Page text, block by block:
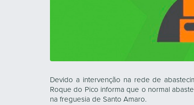
Devido a intervenção na rede de
Roque do Pico informa que o normal
na freguesia de Santo Amaro.